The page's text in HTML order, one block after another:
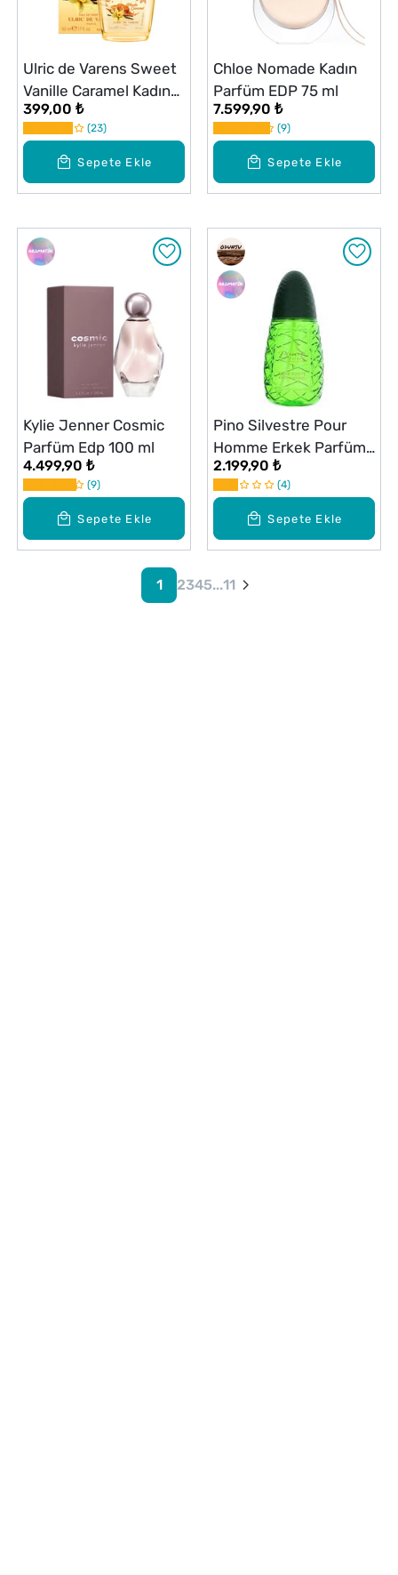
Sepete Ekle
Ulric de Varens Sweet
Vanille Caramel Kadın
Parfüm EDP 50 ml
399,00 ₺
23
Sepete Ekle
Chloe Nomade Kadın
Parfüm EDP 75 ml
7.599,90 ₺
9
Sepete Ekle
Kylie Jenner Cosmic
Parfüm Edp 100 ml
4.499,90 ₺
9
Sepete Ekle
Pino Silvestre Pour
Homme Erkek Parfüm
EDT 125 ml
2.199,90 ₺
4
1 2345...11